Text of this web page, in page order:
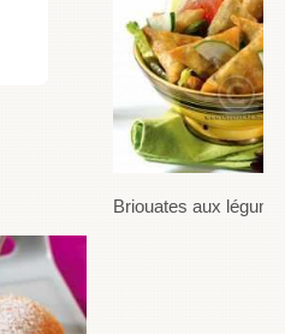
Briouates aux légumes